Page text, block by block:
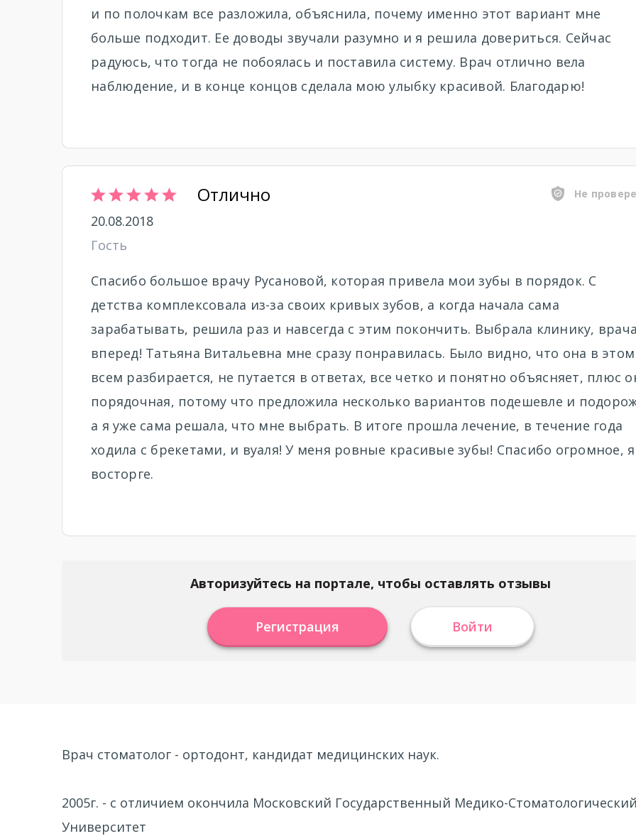
и по полочкам все разложила, объяснила, почему именно этот вариант мне
больше подходит. Ее доводы звучали разумно и я решила довериться. Сейчас
радуюсь, что тогда не побоялась и поставила систему. Врач отлично вела
наблюдение, и в конце концов сделала мою улыбку красивой. Благодарю!
Отлично Не
20.08.2018
Гость
Спасибо большое врачу Русановой, которая привела мои зубы в порядок. С
детства комплексовала из-за своих кривых зубов, а когда начала сама
зарабатывать, решила раз и навсегда с этим покончить. Выбрала клинику,
вперед! Татьяна Витальевна мне сразу понравилась. Было видно, что она в этом
всем разбирается, не путается в ответах, все четко и понятно объясняет, плюс
порядочная, потому что предложила несколько вариантов подешевле и
а я уже сама решала, что мне выбрать. В итоге прошла лечение, в течение года
ходила с брекетами, и вуаля! У меня ровные красивые зубы! Спасибо огромное,
восторге.
Авторизуйтесь на портале, чтобы оставлять отзывы
Регистрация Войти
Врач стоматолог - ортодонт, кандидат медицинских наук.
2005г. - с отличием окончила Московский Государственный Медико-
Университет